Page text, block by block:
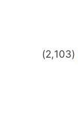
(2,103)